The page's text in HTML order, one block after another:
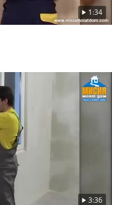
1:34
3:36